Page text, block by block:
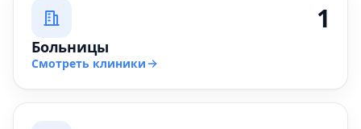
1
Больницы
Смотреть клиники